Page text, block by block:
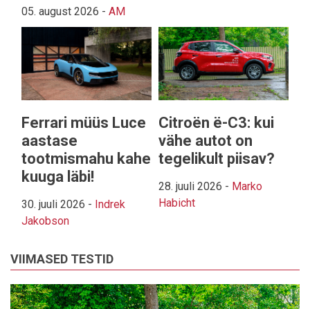
05. august 2026 - AM
Ferrari müüs Luce
aastase
tootmismahu kahe
kuuga läbi!
30. juuli 2026 - Indrek
Jakobson
Citroën ë-C3: kui
vähe autot on
tegelikult piisav?
28. juuli 2026 - Marko
Habicht
VIIMASED TESTID